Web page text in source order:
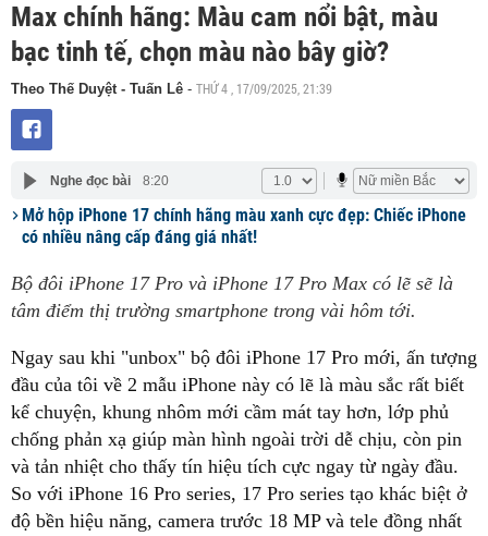
Max chính hãng: Màu cam nổi bật, màu
bạc tinh tế, chọn màu nào bây giờ?
Theo Thế Duyệt - Tuấn Lê - THỨ 4 , 17/09/2025, 21:39
Nghe đọc bài 8:20
Mở hộp iPhone 17 chính hãng màu xanh cực đẹp: Chiếc iPhone
có nhiều nâng cấp đáng giá nhất!
Bộ đôi iPhone 17 Pro và iPhone 17 Pro Max có lẽ sẽ là
tâm điểm thị trường smartphone trong vài hôm tới.
Ngay sau khi "unbox" bộ đôi iPhone 17 Pro mới, ấn tượng
đầu của tôi về 2 mẫu iPhone này có lẽ là màu sắc rất biết
kể chuyện, khung nhôm mới cầm mát tay hơn, lớp phủ
chống phản xạ giúp màn hình ngoài trời dễ chịu, còn pin
và tản nhiệt cho thấy tín hiệu tích cực ngay từ ngày đầu.
So với iPhone 16 Pro series, 17 Pro series tạo khác biệt ở
độ bền hiệu năng, camera trước 18 MP và tele đồng nhất